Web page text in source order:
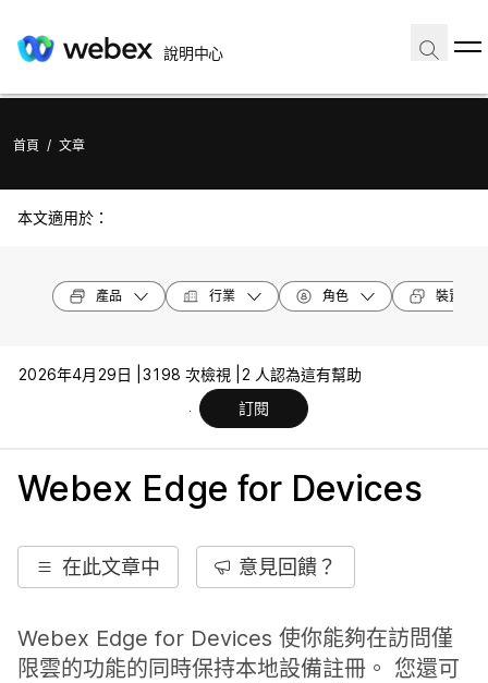
說明中心
首頁 / 文章
本文適用於：
產品 行業 角色 裝置機型
2026年4月29日 | 3198 次檢視 |
2 人認為這有幫助
訂閱
Webex Edge for Devices
在此文章中 意見回饋？
Webex Edge for Devices 使你能夠在訪問僅
限雲的功能的同時保持本地設備註冊。 您還可